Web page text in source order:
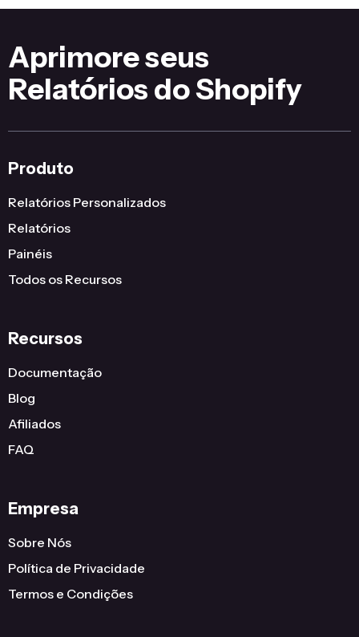
Aprimore seus
Relatórios do Shopify
Produto
Relatórios Personalizados
Relatórios
Painéis
Todos os Recursos
Recursos
Documentação
Blog
Afiliados
FAQ
Empresa
Sobre Nós
Política de Privacidade
Termos e Condições